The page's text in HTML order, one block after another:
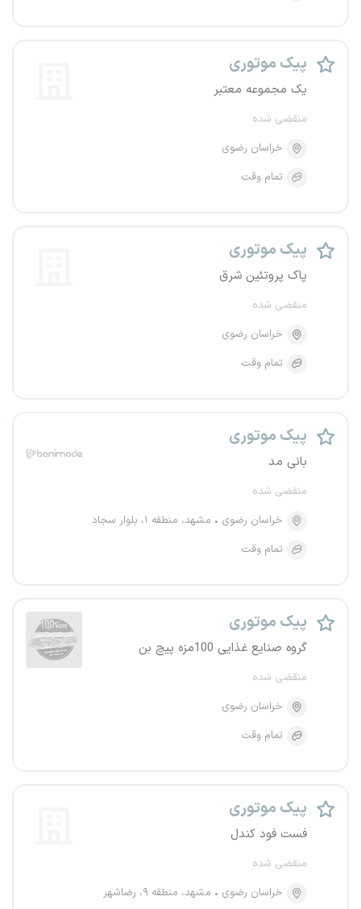
پیک موتوری
یک مجموعه معتبر
منقضی شده
خراسان رضوی
تمام وقت
پیک موتوری
پاک پروتئین شرق
منقضی شده
خراسان رضوی
تمام وقت
پیک موتوری
بانی مد
منقضی شده
خراسان رضوی
مشهد، منطقه ۱، بلوار سجاد
تمام وقت
پیک موتوری
گروه صنایع غذایی 100مزه پیچ بن
منقضی شده
خراسان رضوی
تمام وقت
پیک موتوری
فست فود کندل
منقضی شده
خراسان رضوی
مشهد، منطقه ۹، رضاشهر